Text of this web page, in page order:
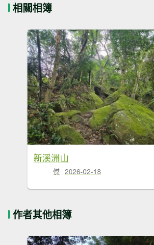
相關相簿
新溪洲山
傑 2026-02-18
作者其他相簿